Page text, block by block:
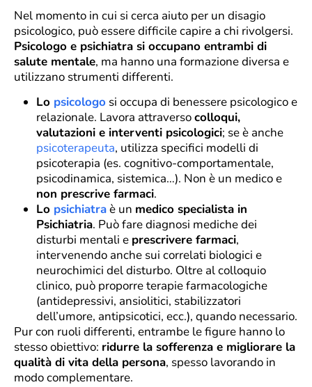
Nel momento in cui si cerca aiuto per un disagio
psicologico, può essere difficile capire a chi rivolgersi.
Psicologo e psichiatra si occupano entrambi di
salute mentale, ma hanno una formazione diversa e
utilizzano strumenti differenti.
Lo psicologo si occupa di benessere psicologico e
relazionale. Lavora attraversocolloqui,
valutazioni e interventi psicologici; se è anche
psicoterapeuta, utilizza specifici modelli di
psicoterapia (es. cognitivo-comportamentale,
psicodinamica, sistemica…). Non è un medico e
non prescrive farmaci.
Lo psichiatraè un medico specialista in
Psichiatria. Può fare diagnosi mediche dei
disturbi mentali e prescrivere farmaci,
intervenendo anche sui correlati biologici e
neurochimici del disturbo. Oltre al colloquio
clinico, può proporre terapie farmacologiche
(antidepressivi, ansiolitici, stabilizzatori
dell’umore, antipsicotici, ecc.), quando necessario.
Pur con ruoli differenti, entrambe le figure hanno lo
stesso obiettivo: ridurre la sofferenza e migliorare la
qualità di vita della persona, spesso lavorando in
modo complementare.